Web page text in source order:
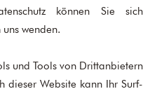
können Sie sich
wenden.
und Tools von Drittanbietern
dieser Website kann Ihr Surf-